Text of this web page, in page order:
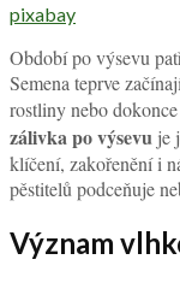
pixabay
Období po výsevu
Semena teprve
rostliny nebo
zálivka po výsevu je
klíčení, zakořenění i
pěstitelů podceňuje
Význam